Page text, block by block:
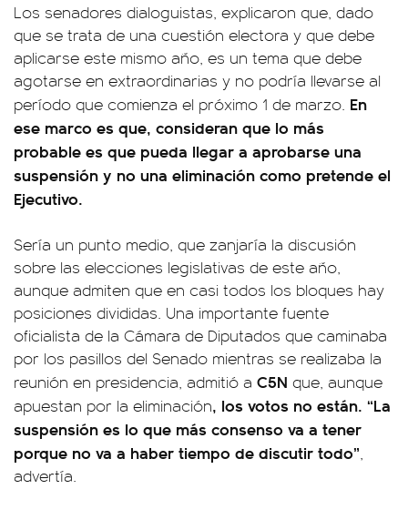
Los senadores dialoguistas, explicaron que, dado
que se trata de una cuestión electora y que debe
aplicarse este mismo año, es un tema que debe
agotarse en extraordinarias y no podría llevarse al
período que comienza el próximo 1 de marzo. En
ese marco es que, consideran que lo más
probable es que pueda llegar a aprobarse una
suspensión y no una eliminación como pretende el
Ejecutivo.
Sería un punto medio, que zanjaría la discusión
sobre las elecciones legislativas de este año,
aunque admiten que en casi todos los bloques hay
posiciones divididas. Una importante fuente
oficialista de la Cámara de Diputados que caminaba
por los pasillos del Senado mientras se realizaba la
reunión en presidencia, admitió a C5N que, aunque
apuestan por la eliminación, los votos no están. “La
suspensión es lo que más consenso va a tener
porque no va a haber tiempo de discutir todo”,
advertía.